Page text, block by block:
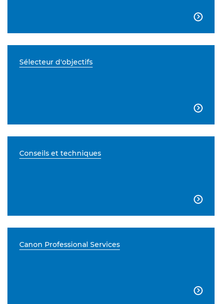

Sélecteur d'objectifs

Conseils et techniques

Canon Professional Services
